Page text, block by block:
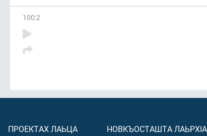
100:2
ПРОЕКТАХ ЛАЬЦА
НОВКЪОСТАШТА